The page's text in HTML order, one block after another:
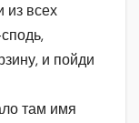
из всех
и пойди
там имя